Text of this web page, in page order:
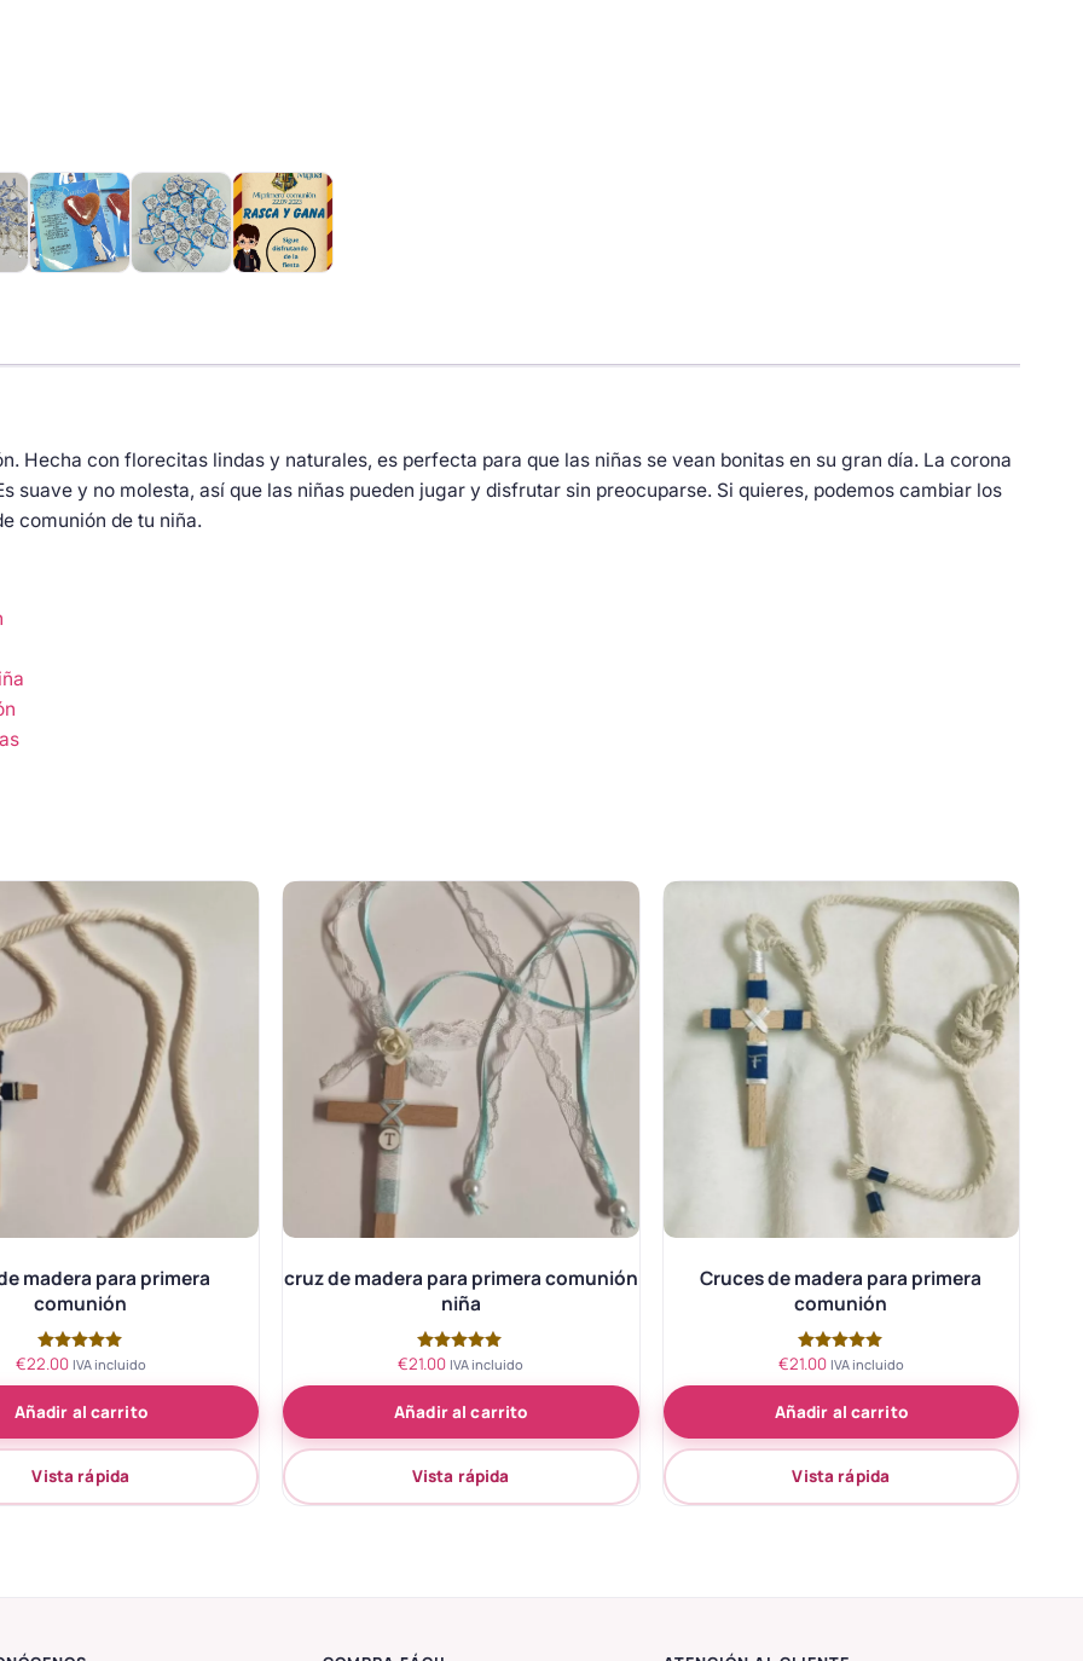
Hecha con florecitas lindas y naturales, es perfecta para que las niñas se vean bonitas en su gran día. La corona
suave y no molesta, así que las niñas pueden jugar y disfrutar sin preocuparse. Si quieres, podemos cambiar los
comunión de tu niña.
madera para primera
comunión
Valorado
de 5
€22.00 IVA incluido
Añadir al carrito
Vista rápida
cruz de madera para primera comunión
niña
Valorado
de 5
€21.00 IVA incluido
Añadir al carrito
Vista rápida
Cruces de madera para primera
comunión
Valorado
de 5
€21.00 IVA incluido
Añadir al carrito
Vista rápida